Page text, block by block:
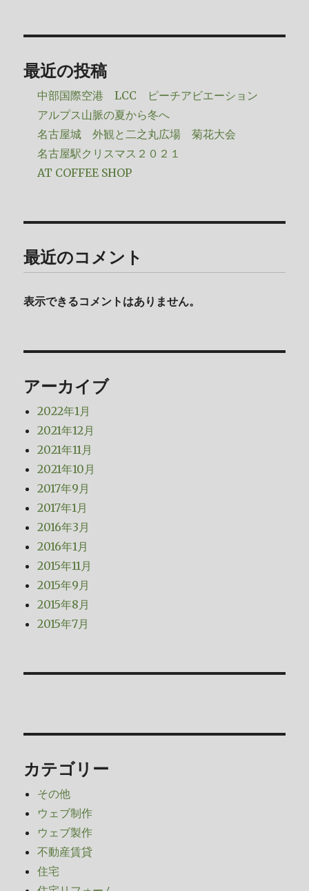
最近の投稿
中部国際空港 LCC ピーチアビエーション
アルプス山脈の夏から冬へ
名古屋城 外観と二之丸広場 菊花大会
名古屋駅クリスマス２０２１
AT COFFEE SHOP
最近のコメント
表示できるコメントはありません。
アーカイブ
2022年1月
2021年12月
2021年11月
2021年10月
2017年9月
2017年1月
2016年3月
2016年1月
2015年11月
2015年9月
2015年8月
2015年7月
カテゴリー
その他
ウェブ制作
ウェブ製作
不動産賃貸
住宅